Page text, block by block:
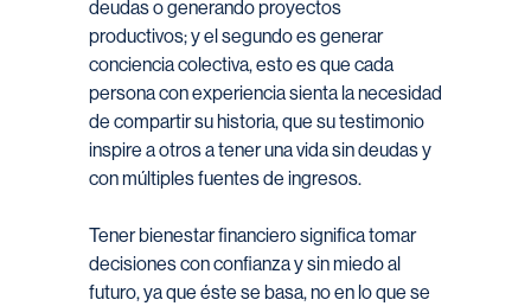
deudas o generando proyectos
productivos; y el segundo es generar
conciencia colectiva, esto es que cada
persona con experiencia sienta la necesidad
de compartir su historia, que su testimonio
inspire a otros a tener una vida sin deudas y
con múltiples fuentes de ingresos.
Tener bienestar financiero significa tomar
decisiones con confianza y sin miedo al
futuro, ya que éste se basa, no en lo que se